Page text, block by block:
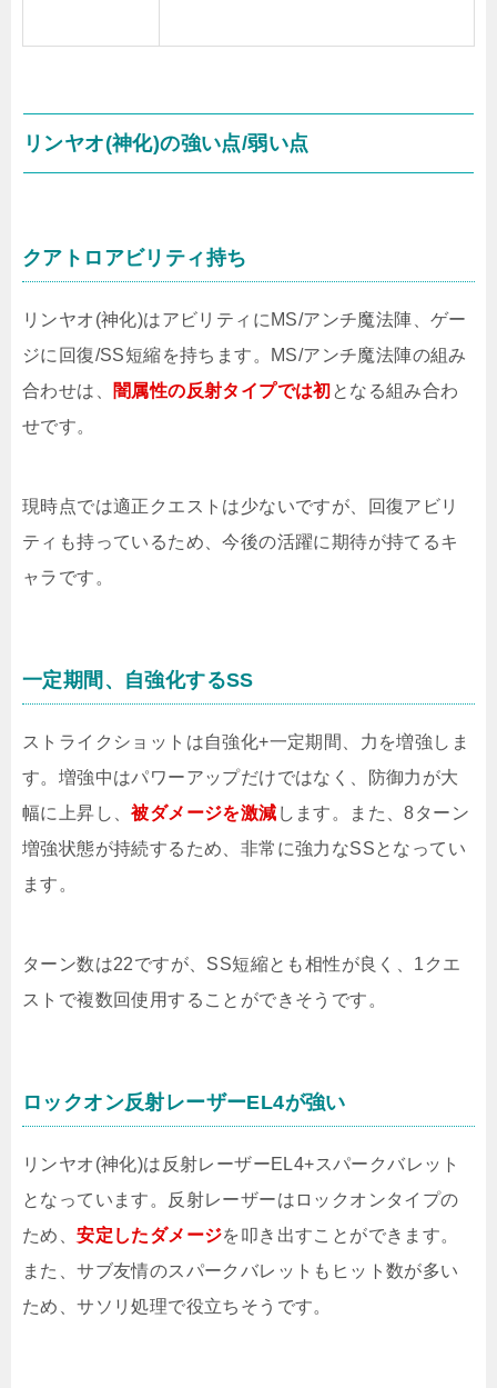
リンヤオ(神化)の強い点/弱い点
クアトロアビリティ持ち
リンヤオ(神化)はアビリティにMS/アンチ魔法陣、ゲー
ジに回復/SS短縮を持ちます。MS/アンチ魔法陣の組み
合わせは、
闇属性の反射タイプでは初 となる組み合わ
せです。
現時点では適正クエストは少ないですが、回復アビリ
ティも持っているため、今後の活躍に期待が持てるキ
ャラです。
一定期間、自強化するSS
ストライクショットは自強化+一定期間、力を増強しま
す。増強中はパワーアップだけではなく、防御力が大
幅に上昇し、被ダメージを激減 します。また、8ターン
増強状態が持続するため、非常に強力なSSとなってい
ます。
ターン数は22ですが、SS短縮とも相性が良く、1クエ
ストで複数回使用することができそうです。
ロックオン反射レーザーEL4が強い
リンヤオ(神化)は反射レーザーEL4+スパークバレット
となっています。反射レーザーはロックオンタイプの
ため、安定したダメージを叩き出すことができます。
また、サブ友情のスパークバレットもヒット数が多い
ため、サソリ処理で役立ちそうです。